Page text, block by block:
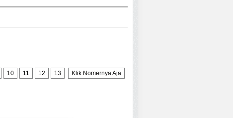
10 11 12 13 Klik Nomernya Aja